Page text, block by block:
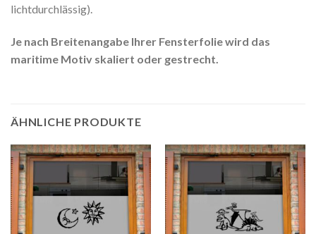
lichtdurchlässig).
Je nach Breitenangabe Ihrer Fensterfolie wird das
maritime Motiv skaliert oder gestrecht.
ÄHNLICHE PRODUKTE